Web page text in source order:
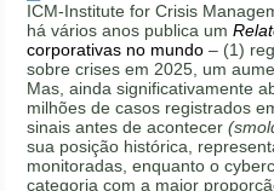
ICM-Institute for Crisis
há vários anos publica um
corporativas no mundo – (1)
sobre crises em 2025, um
Mas, ainda significativamente
milhões de casos registrados
sinais antes de acontecer
sua posição histórica,
monitoradas, enquanto o
categoria com a maior